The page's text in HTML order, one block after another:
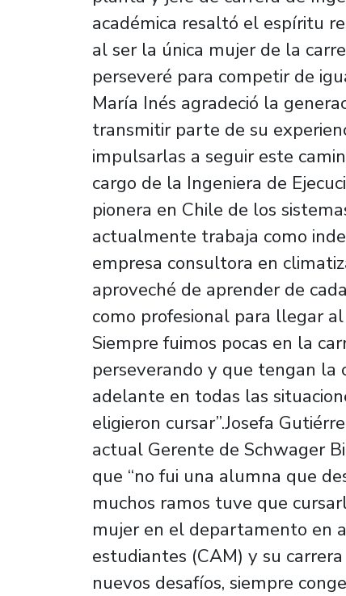
académica resaltó el espíritu
al ser la única mujer de la
perseveré para competir de
María Inés agradeció la
transmitir parte de su
impulsarlas a seguir este
cargo de la Ingeniera de
pionera en Chile de los
actualmente trabaja como
empresa consultora en
aproveché de aprender de
como profesional para llegar
Siempre fuimos pocas en la
perseverando y que tengan
adelante en todas las
eligieron cursar”.Josefa
actual Gerente de Schwager
que “no fui una alumna que
muchos ramos tuve que
mujer en el departamento en
estudiantes (CAM) y su
nuevos desafíos, siempre